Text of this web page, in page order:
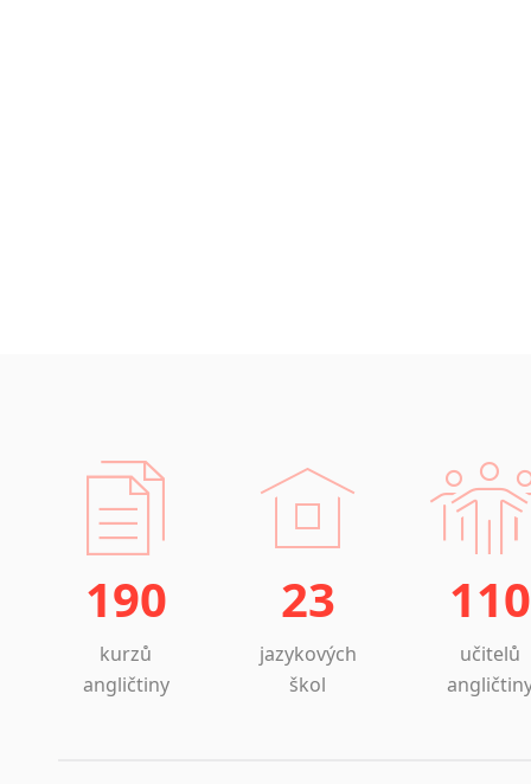
190
kurzů
angličtiny
23
jazykových
škol
110
učitelů